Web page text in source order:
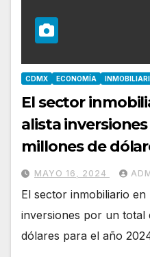
CDMX ECONOMÍA
El sector
alista inversiones
millones de
MAYO 16, 2024
El sector inmobiliario
inversiones por un total
dólares para el año